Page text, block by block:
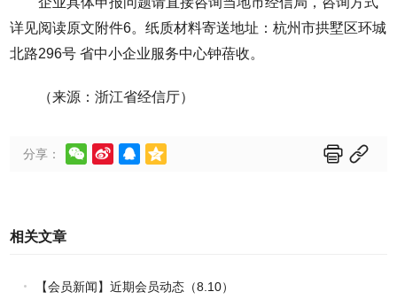
详见阅读原文附件6。纸质材料寄送地址：杭州市拱墅区环城
北路296号 省中小企业服务中心钟蓓收。
（来源：浙江省经信厅）
分享：      
相关文章
【会员新闻】近期会员动态（8.10）